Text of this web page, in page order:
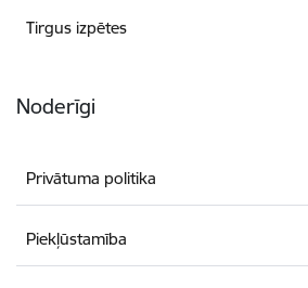
Tirgus izpētes
Noderīgi
Privātuma politika
Piekļūstamība